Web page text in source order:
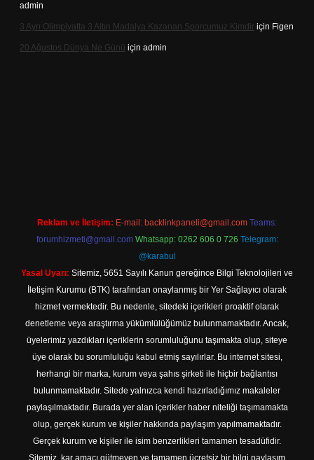
admin
3 Ayrı Olimpiyatta 3 Altın Madalya Kazanan Sporcumuz Kimdir için Figen
20 Ağustos Dünya Ne Günü için admin
Reklam ve İletişim: E-mail: backlinkpaneli@gmail.com Teams:
forumhizmeti@gmail.com Whatsapp: 0262 606 0 726 Telegram:
@karabul
Yasal Uyarı: Sitemiz, 5651 Sayılı Kanun gereğince Bilgi Teknolojileri ve
İletişim Kurumu (BTK) tarafından onaylanmış bir Yer Sağlayıcı olarak
hizmet vermektedir. Bu nedenle, sitedeki içerikleri proaktif olarak
denetleme veya araştırma yükümlülüğümüz bulunmamaktadır. Ancak,
üyelerimiz yazdıkları içeriklerin sorumluluğunu taşımakta olup, siteye
üye olarak bu sorumluluğu kabul etmiş sayılırlar. Bu internet sitesi,
herhangi bir marka, kurum veya şahıs şirketi ile hiçbir bağlantısı
bulunmamaktadır. Sitede yalnızca kendi hazırladığımız makaleler
paylaşılmaktadır. Burada yer alan içerikler haber niteliği taşımamakta
olup, gerçek kurum ve kişiler hakkında paylaşım yapılmamaktadır.
Gerçek kurum ve kişiler ile isim benzerlikleri tamamen tesadüfidir.
Sitemiz, kar amacı gütmeyen ve tamamen ücretsiz bir bilgi paylaşım